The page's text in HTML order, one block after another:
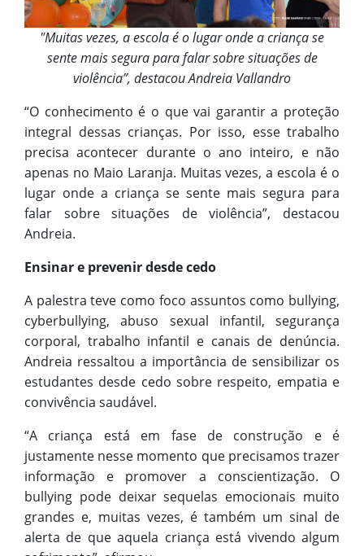
"Muitas vezes, a escola é o lugar onde a criança se
sente mais segura para falar sobre situações de
violência”, destacou Andreia Vallandro
“O conhecimento é o que vai garantir a proteção
integral dessas crianças. Por isso, esse trabalho
precisa acontecer durante o ano inteiro, e não
apenas no Maio Laranja. Muitas vezes, a escola é o
lugar onde a criança se sente mais segura para
falar sobre situações de violência”, destacou
Andreia.
Ensinar e prevenir desde cedo
A palestra teve como foco assuntos como bullying,
cyberbullying, abuso sexual infantil, segurança
corporal, trabalho infantil e canais de denúncia.
Andreia ressaltou a importância de sensibilizar os
estudantes desde cedo sobre respeito, empatia e
convivência saudável.
“A criança está em fase de construção e é
justamente nesse momento que precisamos trazer
informação e promover a conscientização. O
bullying pode deixar sequelas emocionais muito
grandes e, muitas vezes, é também um sinal de
alerta de que aquela criança está vivendo algum